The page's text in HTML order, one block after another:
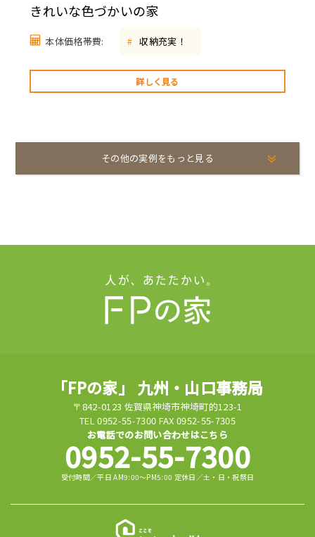
きれいな色づかいの家
本体価格帯費: # 収納充実！
詳しく見る
その他の実例をもっと見る
「FPの家」 九州・山口事務局
〒842-0123 佐賀県神埼市神埼町的123-1
TEL 0952-55-7300 FAX 0952-55-7305
お電話でのお問い合わせはこちら
0952-55-7300
受付時間／平日 AM9:00～PM5:00 定休日／土・日・祝祭日